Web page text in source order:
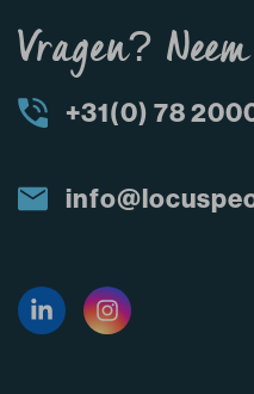
Vragen?
+31(0) 78